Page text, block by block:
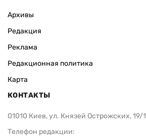
Архивы
Редакция
Реклама
Редакционная политика
Карта
КОНТАКТЫ
01010 Киев, ул. Князей Острожских, 19/1
Телефон редакции: